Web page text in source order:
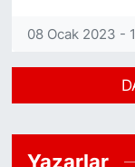
08 Ocak 2023 -
Yazarlar